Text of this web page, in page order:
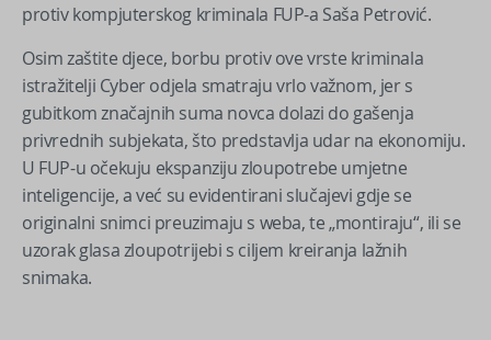
protiv kompjuterskog kriminala FUP-a Saša Petrović.
Osim zaštite djece, borbu protiv ove vrste kriminala
istražitelji Cyber odjela smatraju vrlo važnom, jer s
gubitkom značajnih suma novca dolazi do gašenja
privrednih subjekata, što predstavlja udar na ekonomiju.
U FUP-u očekuju ekspanziju zloupotrebe umjetne
inteligencije, a već su evidentirani slučajevi gdje se
originalni snimci preuzimaju s weba, te „montiraju“, ili se
uzorak glasa zloupotrijebi s ciljem kreiranja lažnih
snimaka.